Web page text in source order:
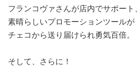
フランコヴァさんが店内でサポート、
素晴らしいプロモーションツールが
チェコから送り届けられ勇気百倍。
そして、さらに！